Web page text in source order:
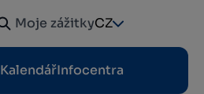
Moje zážitkyCZ
KalendářInfocentra